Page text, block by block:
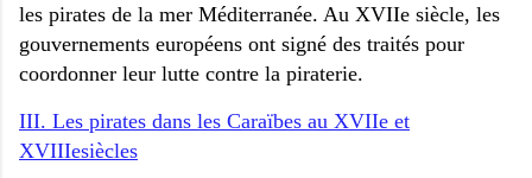
les pirates de la mer Méditerranée. Au XVIIe siècle, les
gouvernements européens ont signé des traités pour
coordonner leur lutte contre la piraterie.
III. Les pirates dans les Caraïbes au XVIIe et
XVIIIesiècles